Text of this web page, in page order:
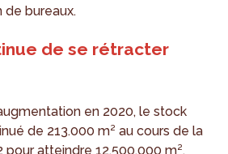
de bureaux.
de se rétracter
en 2020, le stock
de 213.000 m² au cours de la
atteindre 12.500.000 m²,